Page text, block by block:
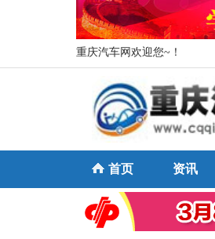
重庆汽车网欢迎您~！
首页 资讯